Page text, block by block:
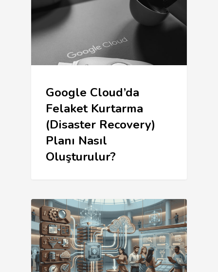
Google Cloud’da
Felaket Kurtarma
(Disaster Recovery)
Planı Nasıl
Oluşturulur?